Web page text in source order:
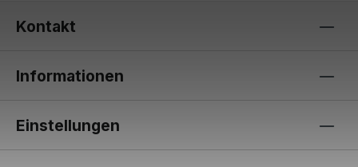
Kontakt
Informationen
Einstellungen